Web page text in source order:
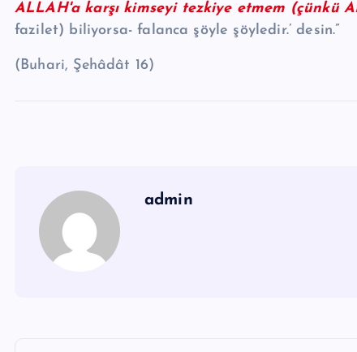
ALLAH'a karşı kimseyi tezkiye etmem (çünkü
fazilet) biliyorsa- falanca şöyle şöyledir.’ desin.”
(Buhari, Şehâdât 16)
admin